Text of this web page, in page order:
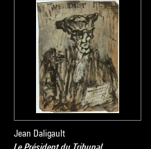
Jean Daligault